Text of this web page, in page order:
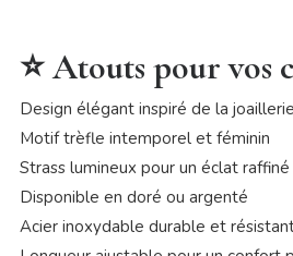
⭐ Atouts pour vos
Design élégant inspiré de la
Motif trèfle intemporel et féminin
Strass lumineux pour un éclat raffiné
Disponible en doré ou argenté
Acier inoxydable durable et